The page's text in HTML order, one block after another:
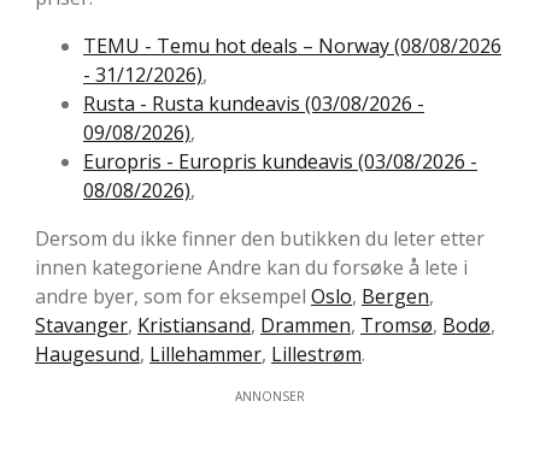
TEMU - Temu hot deals – Norway (08/08/2026
- 31/12/2026),
Rusta - Rusta kundeavis (03/08/2026 -
09/08/2026),
Europris - Europris kundeavis (03/08/2026 -
08/08/2026),
Dersom du ikke finner den butikken du leter etter
innen kategoriene Andre kan du forsøke å lete i
andre byer, som for eksempel Oslo, Bergen,
Stavanger, Kristiansand, Drammen, Tromsø, Bodø,
Haugesund, Lillehammer, Lillestrøm.
ANNONSER